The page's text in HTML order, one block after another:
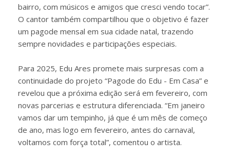
bairro, com músicos e amigos que cresci vendo tocar”.
O cantor também compartilhou que o objetivo é fazer
um pagode mensal em sua cidade natal, trazendo
sempre novidades e participações especiais.
Para 2025, Edu Ares promete mais surpresas com a
continuidade do projeto “Pagode do Edu - Em Casa” e
revelou que a próxima edição será em fevereiro, com
novas parcerias e estrutura diferenciada. “Em janeiro
vamos dar um tempinho, já que é um mês de começo
de ano, mas logo em fevereiro, antes do carnaval,
voltamos com força total”, comentou o artista.